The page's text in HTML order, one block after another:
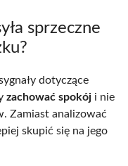
sprzeczne
dotyczące
zachować spokój i nie
Zamiast analizować
skupić się na jego